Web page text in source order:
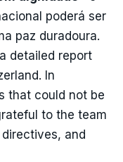
poderá ser
paz duradoura.
detailed report
In
that could not be
to the team
and